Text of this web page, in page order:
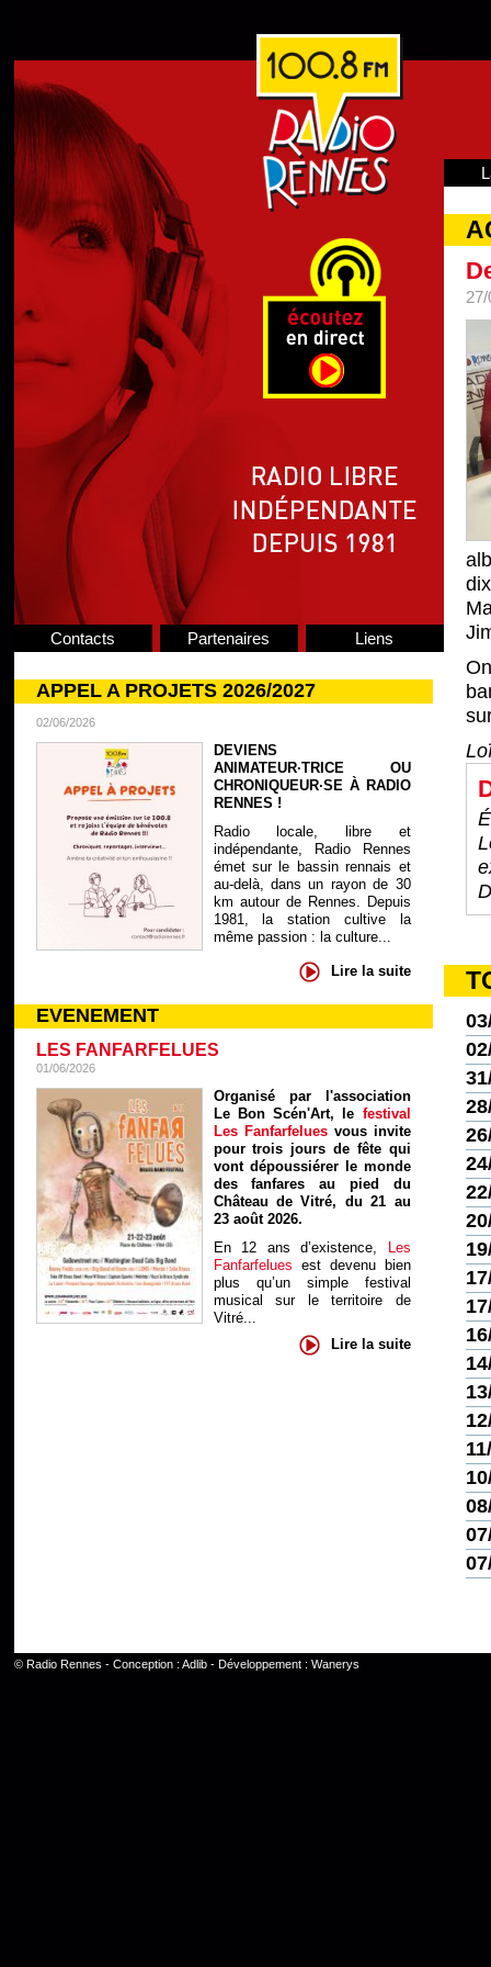
Contacts Partenaires Liens
APPEL A PROJETS 2026/2027
02/06/2026
DEVIENS
ANIMATEUR·TRICE OU
CHRONIQUEUR·SE À RADIO
RENNES !
Radio locale, libre et
indépendante, Radio Rennes
émet sur le bassin rennais et
au-delà, dans un rayon de 30
km autour de Rennes. Depuis
1981, la station cultive la
même passion : la culture...
Lire la suite
EVENEMENT
LES FANFARFELUES
01/06/2026
Organisé par l'association
Le Bon Scén'Art, le festival
Les Fanfarfelues vous invite
pour trois jours de fête qui
vont dépoussiérer le monde
des fanfares au pied du
Château de Vitré, du 21 au
23 août 2026.
En 12 ans d’existence, Les
Fanfarfelues est devenu bien
plus qu’un simple festival
musical sur le territoire de
Vitré...
Lire la suite
© Radio Rennes - Conception : Adlib- Développement : Wanerys